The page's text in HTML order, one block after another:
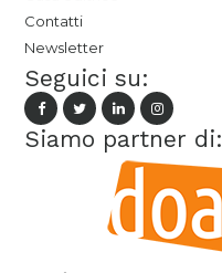
Contatti
Newsletter
Seguici su:
Siamo partner di: